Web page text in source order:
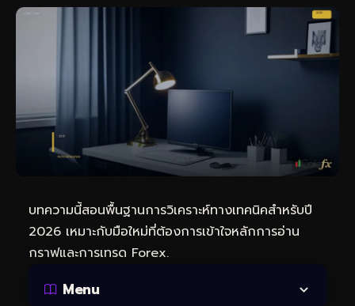
บทความนี้สอนพื้นฐานการวิเคราะห์ทางเทคนิคสำหรับปี
2026 เหมาะกับมือใหม่ที่ต้องการเข้าใจหลักการอ่าน
กราฟและการเทรด Forex.
Menu